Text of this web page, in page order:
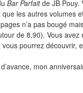
Bar Parfaitde JB Pouy.
les autres volumes
n’a pas bougé
de 8,90). Vous
pourrez découvrir,
mon